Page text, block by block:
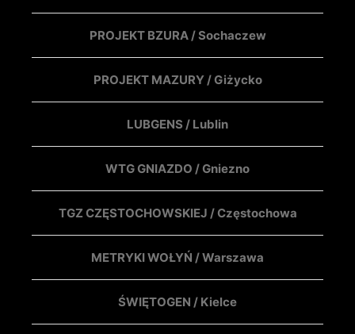
PROJEKT BZURA / Sochaczew
PROJEKT MAZURY / Giżycko
LUBGENS / Lublin
WTG GNIAZDO / Gniezno
TGZ CZĘSTOCHOWSKIEJ / Częstochowa
METRYKI WOŁYŃ / Warszawa
ŚWIĘTOGEN / Kielce